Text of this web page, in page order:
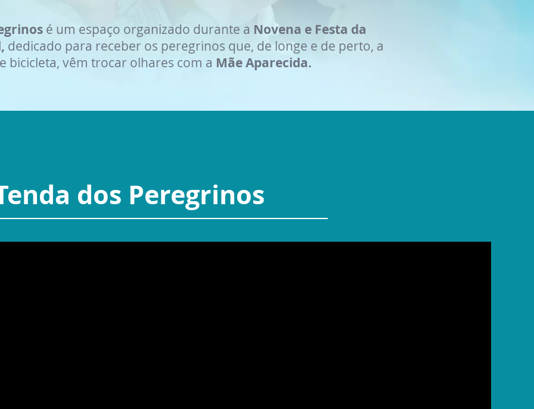
é um espaço organizado durante a Novena e Festa da
dedicado para receber os peregrinos que, de longe e de perto, a
bicicleta, vêm trocar olhares com a Mãe Aparecida.
dos Peregrinos